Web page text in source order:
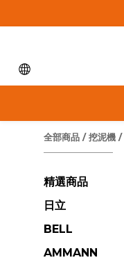
全部商品 /挖泥機 /
精選商品
日立
BELL
AMMANN